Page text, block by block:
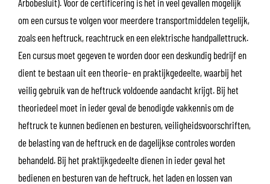
om een cursus te volgen voor meerdere transportmiddelen tegelijk,
zoals een heftruck, reachtruck en een elektrische handpallettruck.
Een cursus moet gegeven te worden door een deskundig bedrijf en
dient te bestaan uit een theorie- en praktijkgedeelte, waarbij het
veilig gebruik van de heftruck voldoende aandacht krijgt. Bij het
theoriedeel moet in ieder geval de benodigde vakkennis om de
heftruck te kunnen bedienen en besturen, veiligheidsvoorschriften,
de belasting van de heftruck en de dagelijkse controles worden
behandeld. Bij het praktijkgedeelte dienen in ieder geval het
bedienen en besturen van de heftruck, het laden en lossen van